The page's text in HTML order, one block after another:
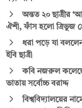
অন্তত ২০ ছাত্রীর
ঐশী, ফাঁস হলো ত্রিভুজ
ধরা পড়ে যা বললেন
ইবি ছাত্রী
কবি নজরুল
ভাতায় সর্বোচ্চ বরাদ্দ
বিশ্ববিদ্যালয়ের